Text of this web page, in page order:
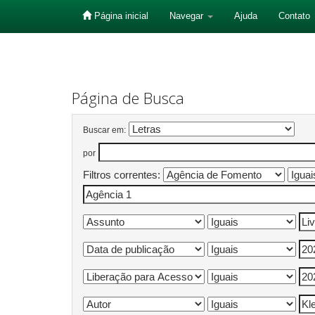
Página inicial Navegar Ajuda Contato
Página de Busca
Buscar em:
por
Filtros correntes: